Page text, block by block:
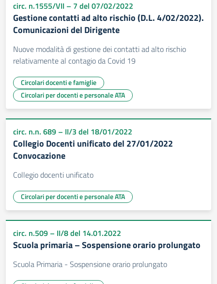
circ. n.1555/VII – 7 del 07/02/2022
Gestione contatti ad alto rischio (D.L. 4/02/2022).
Comunicazioni del Dirigente
Nuove modalità di gestione dei contatti ad alto rischio
relativamente al contagio da Covid 19
Circolari docenti e famiglie
Circolari per docenti e personale ATA
circ. n.n. 689 – II/3 del 18/01/2022
Collegio Docenti unificato del 27/01/2022
Convocazione
Collegio docenti unificato
Circolari per docenti e personale ATA
circ. n.509 – II/8 del 14.01.2022
Scuola primaria – Sospensione orario prolungato
Scuola Primaria - Sospensione orario prolungato